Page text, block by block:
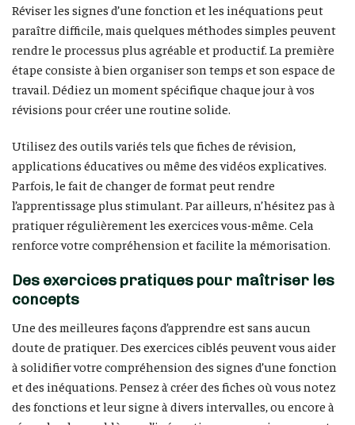
Réviser les signes d’une fonction et les inéquations peut
paraître difficile, mais quelques méthodes simples peuvent
rendre le processus plus agréable et productif. La première
étape consiste à bien organiser son temps et son espace de
travail. Dédiez un moment spécifique chaque jour à vos
révisions pour créer une routine solide.
Utilisez des outils variés tels que fiches de révision,
applications éducatives ou même des vidéos explicatives.
Parfois, le fait de changer de format peut rendre
l’apprentissage plus stimulant. Par ailleurs, n’hésitez pas à
pratiquer régulièrement les exercices vous-même. Cela
renforce votre compréhension et facilite la mémorisation.
Des exercices pratiques pour maîtriser les
concepts
Une des meilleures façons d’apprendre est sans aucun
doute de pratiquer. Des exercices ciblés peuvent vous aider
à solidifier votre compréhension des signes d’une fonction
et des inéquations. Pensez à créer des fiches où vous notez
des fonctions et leur signe à divers intervalles, ou encore à